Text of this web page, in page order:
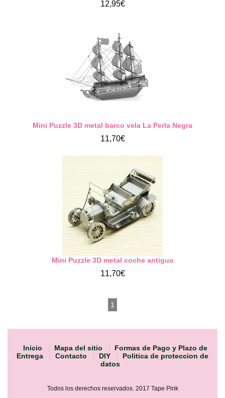
12,95€
Mini Puzzle 3D metal barco vela La Perla Negra
11,70€
Mini Puzzle 3D metal coche antiguo
11,70€
1
Inicio Mapa del sitio
Formas de Pago y Plazo de
Entrega
Contacto DIY
Politica de proteccion de
datos
Todos los derechos reservados. 2017 Tape Pink